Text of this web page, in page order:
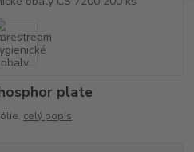
plate
celý popis